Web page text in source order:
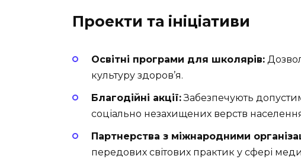
Проекти та ініціативи
Освітні програми для школярів:
культуру здоров’я.
Благодійні акції:Забезпечують
соціально незахищених верств
Партнерства з міжнародними
передових світових практик у сфері